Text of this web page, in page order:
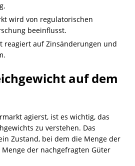
wird von regulatorischen
beeinflusst.
reagiert auf Zinsänderungen und
auf dem
agierst, ist es wichtig, das
zu verstehen. Das
Zustand, bei dem die Menge der
der nachgefragten Güter